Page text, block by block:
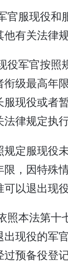
官服现役和
有关法律规
役军官按照
衔级最高年
服现役或者
律规定执行
规定服现役
限，因特殊
以退出现役
照本法第十
出现役的军
过预备役登